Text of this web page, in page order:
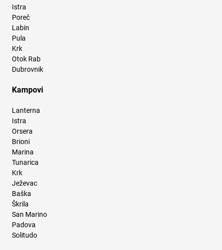
Istra
Poreč
Labin
Pula
Krk
Otok Rab
Dubrovnik
Kampovi
Lanterna
Istra
Orsera
Brioni
Marina
Tunarica
Krk
Ježevac
Baška
Škrila
San Marino
Padova
Solitudo